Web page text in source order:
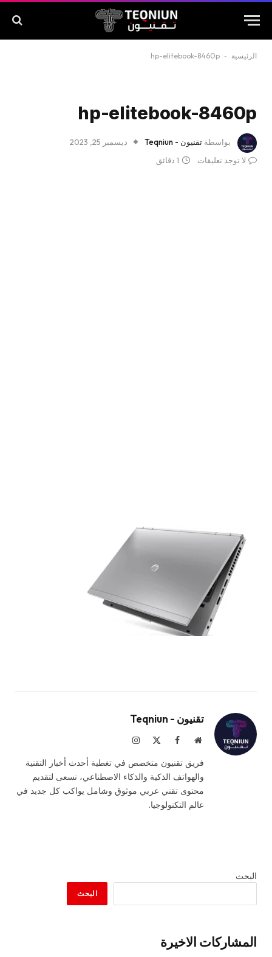
الرئيسية -
hp-elitebook-8460p
hp-elitebook-8460p
بواسطة تقنيون - Teqniun
ديسمبر 25, 2023
لا توجد تعليقات
1 دقائق
تقنيون - Teqniun
موقعفيسبوك الانستغرام
فريق تقنيون متخصص في تغطية أحدث أخبار التقنية
والهواتف الذكية والذكاء الاصطناعي، نسعى لتقديم
محتوى تقني عربي موثوق وشامل يواكب كل جديد في
عالم التكنولوجيا.
البحث
البحث
المشاركات الاخيرة